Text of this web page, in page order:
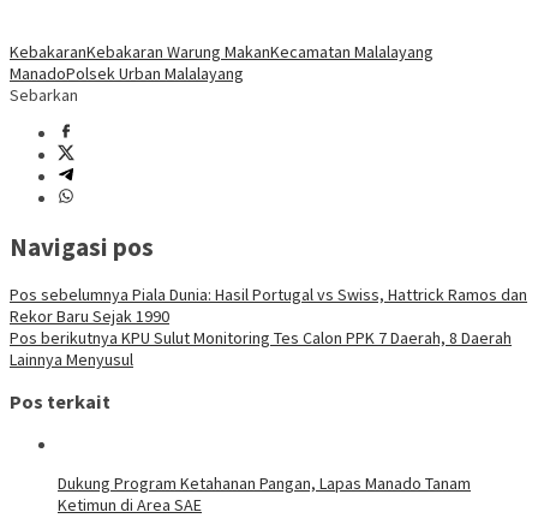
KebakaranKebakaran Warung MakanKecamatan Malalayang
ManadoPolsek Urban Malalayang
Sebarkan
Navigasi pos
Pos sebelumnya Piala Dunia: Hasil Portugal vs Swiss, Hattrick Ramos dan
Rekor Baru Sejak 1990
Pos berikutnya KPU Sulut Monitoring Tes Calon PPK 7 Daerah, 8 Daerah
Lainnya Menyusul
Pos terkait
Dukung Program Ketahanan Pangan, Lapas Manado Tanam
Ketimun di Area SAE